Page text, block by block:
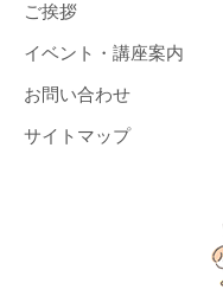
ご挨拶
イベント・講座案内
お問い合わせ
サイトマップ